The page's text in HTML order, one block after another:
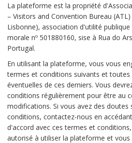
La plateforme est la propriété
– Visitors and Convention Bureau
Lisbonne), association d'utilité
morale nº 501880160, sise à Rua do
Portugal.
En utilisant la plateforme, vous vous
termes et conditions suivants et
éventuelles de ces derniers. Vous
conditions régulièrement pour être au
modifications. Si vous avez des doutes
conditions, contactez-nous en
d'accord avec ces termes et
autorisé à utiliser la plateforme et